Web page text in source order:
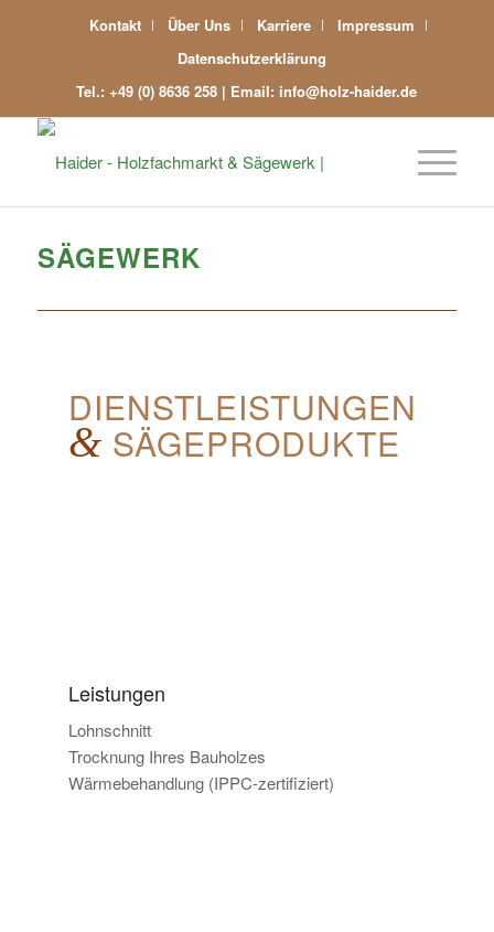
Kontakt Über Uns Karriere
Impressum
Datenschutzerklärung
Tel.: +49 (0) 8636 258 | Email: info@holz-haider.de
SÄGEWERK
DIENSTLEISTUNGEN
& SÄGEPRODUKTE
Leistungen
Lohnschnitt
Trocknung Ihres Bauholzes
Wärmebehandlung (IPPC-zertifiziert)